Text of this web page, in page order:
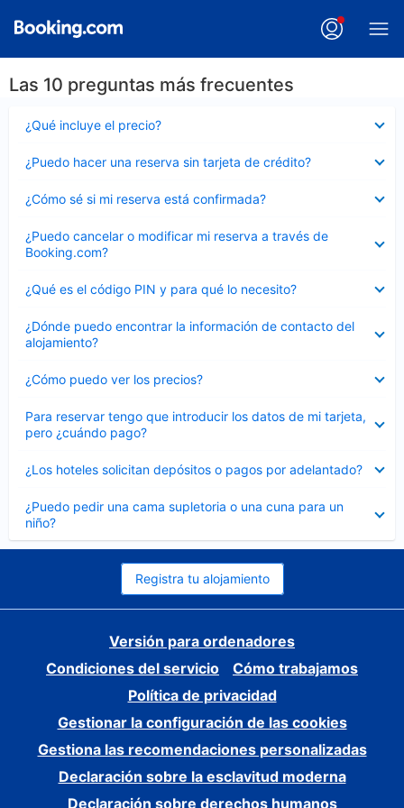
Las 10 preguntas más frecuentes
¿Qué incluye el precio?
cerrado
¿Puedo hacer una reserva sin tarjeta de crédito?
cerrado
¿Cómo sé si mi reserva está confirmada?
cerrado
¿Puedo cancelar o modificar mi reserva a través de
Booking.com?
cerrado
¿Qué es el código PIN y para qué lo necesito?
cerrado
¿Dónde puedo encontrar la información de contacto del
alojamiento?
cerrado
¿Cómo puedo ver los precios?
cerrado
Para reservar tengo que introducir los datos de mi tarjeta,
pero ¿cuándo pago?
cerrado
¿Los hoteles solicitan depósitos o pagos por adelantado?
cerrado
¿Puedo pedir una cama supletoria o una cuna para un
niño?
cerrado
Registra tu alojamiento
Versión para ordenadores
Condiciones del servicio
Cómo trabajamos
Política de privacidad
Gestionar la configuración de las cookies
Gestiona las recomendaciones personalizadas
Declaración sobre la esclavitud moderna
Declaración sobre derechos humanos